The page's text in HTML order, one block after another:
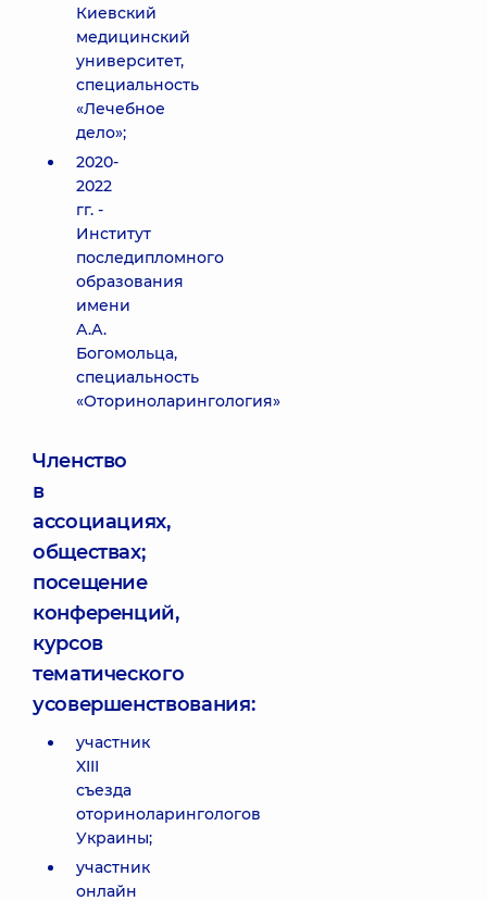
Киевский
медицинский
университет,
специальность
«Лечебное
дело»;
2020-
2022
гг. -
Институт
последипломного
образования
имени
А.А.
Богомольца,
специальность
«Оториноларингология»
Членство
в
ассоциациях,
обществах;
посещение
конференций,
курсов
тематического
усовершенствования:
участник
XIII
съезда
оториноларингологов
Украины;
участник
онлайн